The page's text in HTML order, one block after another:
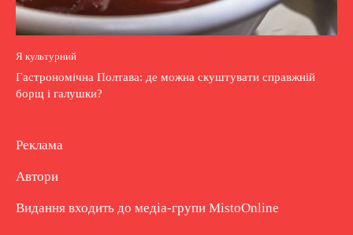
Я культурний
Гастрономічна Полтава: де можна скуштувати справжній
борщ і галушки?
Реклама
Автори
Видання входить до медіа-групи MistoOnline